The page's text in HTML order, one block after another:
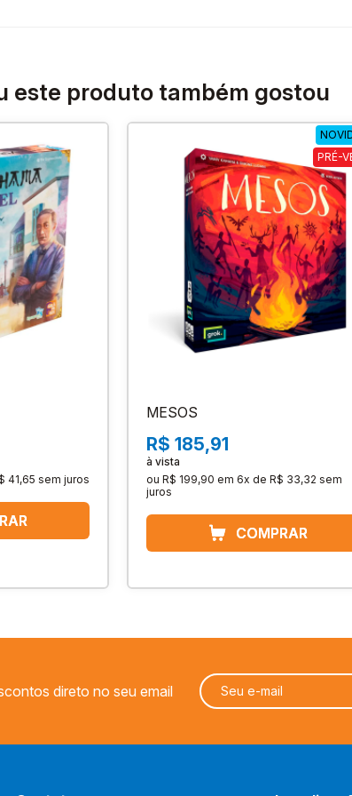
este produto também gostou
41,65 sem juros
PRÉ-
MESOS
R$ 185,91
à vista
ou R$ 199,90 em 6x de R$ 33,32 sem
juros
direto no seu email